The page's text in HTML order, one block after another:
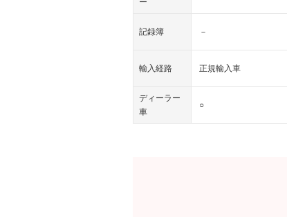
ー
記録簿 －
輸入経路 正規輸入車
ディーラー
車
○